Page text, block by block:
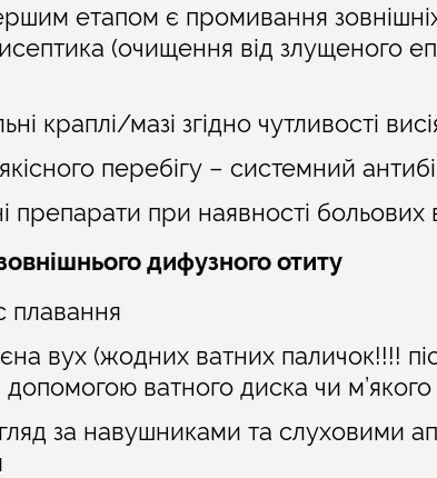
етапом є промивання
(очищення від злущеного
краплі/мазі згідно чутливості
перебігу – системний
препарати при наявності больових
дифузного отиту
плавання
вух (жодних ватних паличок!!!!
допомогою ватного диска чи
за навушниками та слуховими